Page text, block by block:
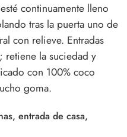
continuamente lleno
tras la puerta uno de
con relieve. Entradas
la suciedad y
con 100% coco
goma.
entrada de casa,